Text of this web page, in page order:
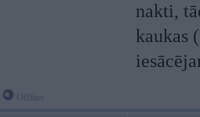
nakti,
kaukas